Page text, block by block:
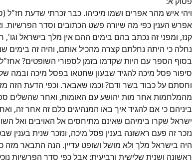
ויהי איש מהר אפרים ושמו מיכיהו. כבר זכרתי שדעת חז"ל
אפרש הענין כפי מה שיורה פשט הכתובים וסדר
קנז, ומפני זה נכתב בהם בימים ההם אין מלך בישראל
נחלה כי היתה נחלתם קצרה מהכיל אותם, והיה זה בימים
בסוף הספר עם היות שקדמו בזמן לספורי השופטים?
סיפור פסל מיכה להגיד שבעון שחטאו בפסל מיכה ובמה
וחסתם על כבוד בשר ודם? וכמו שאבאר. וכפי הדעת הזה
מהמלחמות אחר מות יהושע עם האומות, ואחר שהשלים
ביניהם כי אם להגיד איך באו המנהיגים כלם זה אחר זה,
ישראל שקרו בימיהם שאינם מתיחסים אל האויבים ואל
נזכר זה פעם ראשונה בענין פסל מיכה, ונזכר שנית
היה בישראל מלך ולא מושל ושופט עדיין. הנה התבאר
ראשונה ושנית שלישית ורביעית: אבל כפי סדר הפרשיות